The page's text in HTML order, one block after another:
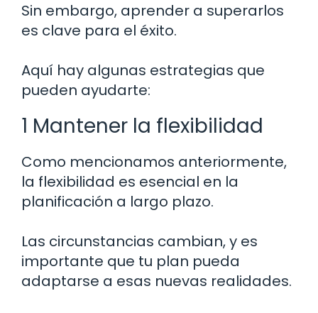
Sin embargo, aprender a superarlos
es clave para el éxito.
Aquí hay algunas estrategias que
pueden ayudarte:
1 Mantener la flexibilidad
Como mencionamos anteriormente,
la flexibilidad es esencial en la
planificación a largo plazo.
Las circunstancias cambian, y es
importante que tu plan pueda
adaptarse a esas nuevas realidades.